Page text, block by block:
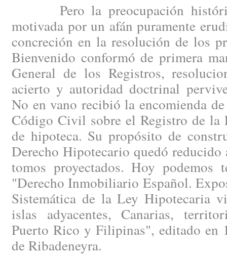
Pero la preocupación
motivada por un afán puramente
concreción en la resolución de los
Bienvenido conformó de primera
General de los Registros,
acierto y autoridad doctrinal
No en vano recibió la encomienda
Código Civil sobre el Registro de la
de hipoteca. Su propósito de
Derecho Hipotecario quedó
tomos proyectados. Hoy podemos
"Derecho Inmobiliario Español.
Sistemática de la Ley Hipotecaria
islas adyacentes, Canarias,
Puerto Rico y Filipinas", editado en
de Ribadeneyra.